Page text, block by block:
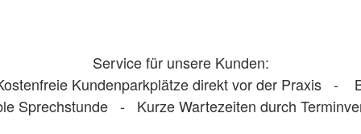
Service für unsere Kunden:
Kundenparkplätze direkt vor der Praxis -
Sprechstunde - Kurze Wartezeiten durch